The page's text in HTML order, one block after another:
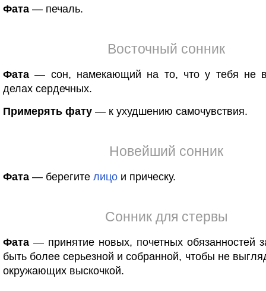
Фата — печаль.
Восточный сонник
Фата — сон, намекающий на то, что у тебя не
делах сердечных.
Примерять фату — к ухудшению самочувствия.
Новейший сонник
Фата — берегите лицо и прическу.
Сонник для стервы
Фата — принятие новых, почетных обязанностей
быть более серьезной и собранной, чтобы не
окружающих выскочкой.